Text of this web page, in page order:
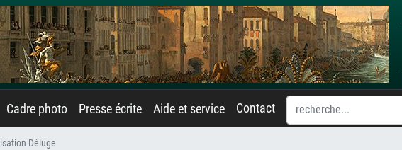
Cadre photo Presse écrite Aide et service Contact
Déluge